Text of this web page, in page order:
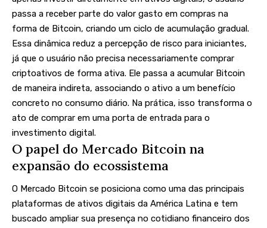
passa a receber parte do valor gasto em compras na
forma de Bitcoin, criando um ciclo de acumulação gradual.
Essa dinâmica reduz a percepção de risco para iniciantes,
já que o usuário não precisa necessariamente comprar
criptoativos de forma ativa. Ele passa a acumular Bitcoin
de maneira indireta, associando o ativo a um benefício
concreto no consumo diário. Na prática, isso transforma o
ato de comprar em uma porta de entrada para o
investimento digital.
O papel do Mercado Bitcoin na
expansão do ecossistema
O Mercado Bitcoin se posiciona como uma das principais
plataformas de ativos digitais da América Latina e tem
buscado ampliar sua presença no cotidiano financeiro dos